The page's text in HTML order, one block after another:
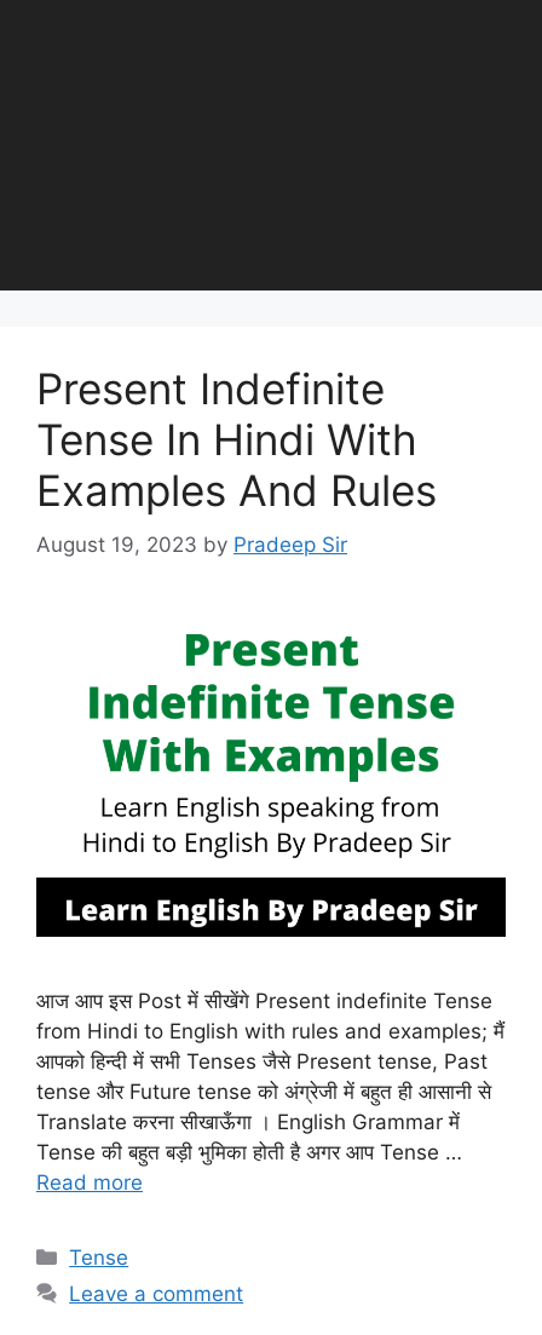
Present Indefinite
Tense In Hindi With
Examples And Rules
August 19, 2023 by Pradeep Sir
आज आप इस Post में सीखेंगे Present indefinite Tense
from Hindi to English with rules and examples; मैं
आपको हिन्दी में सभी Tenses जैसे Present tense, Past
tense और Future tense को अंग्रेजी में बहुत ही आसानी से
Translate करना सीखाऊँगा । English Grammar में
Tense की बहुत बड़ी भुमिका होती है अगर आप Tense …
Read more
Categories
Tense
Leave a comment